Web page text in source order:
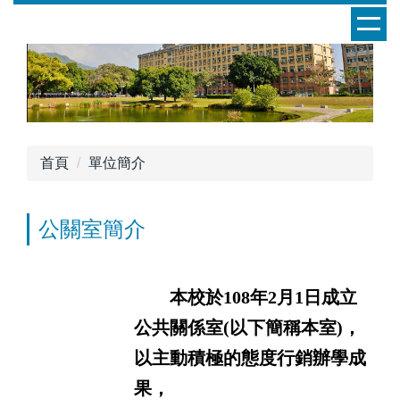
首頁
單位簡介
公關室簡介
本校於108年2月1日成立
公共關係室(以下簡稱本室)，
以主動積極的態度行銷辦學成
果，